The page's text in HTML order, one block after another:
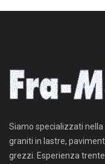
Siamo specializzati
graniti in lastre,
grezzi. Esperienza